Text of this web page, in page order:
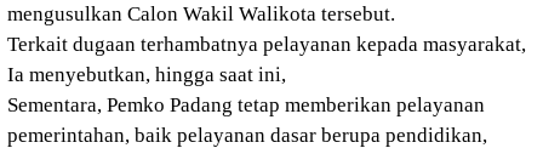
mengusulkan Calon Wakil Walikota tersebut.
Terkait dugaan terhambatnya pelayanan kepada masyarakat,
Ia menyebutkan, hingga saat ini,
Sementara, Pemko Padang tetap memberikan pelayanan
pemerintahan, baik pelayanan dasar berupa pendidikan,